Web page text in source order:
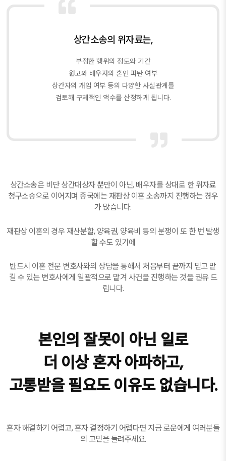
상간소송의 위자료는,
부정한 행위의 정도와 기간
원고와 배우자의 혼인 파탄 여부
상간자의 개입 여부 등의 다양한 사실관계를
검토해 구체적인 액수를 산정하게 됩니다.
상간소송은 비단 상간대상자 뿐만이 아닌, 배우자를 상대로 한 위자료
청구소송으로 이어지며 종국에는 재판상 이혼 소송까지 진행하는 경우
가 많습니다.
재판상 이혼의 경우 재산분할, 양육권, 양육비 등의 분쟁이 또 한 번 발생
할 수도 있기에
반드시 이혼 전문 변호사와의 상담을 통해서 처음부터 끝까지 믿고 맡
길 수 있는 변호사에게 일괄적으로 맡겨 사건을 진행하는 것을 권유 드
립니다.
본인의 잘못이 아닌 일로
더 이상 혼자 아파하고,
고통받을 필요도 이유도 없습니다.
혼자 해결하기 어렵고, 혼자 결정하기 어렵다면 지금 로운에게 여러분들
의 고민을 들려주세요.